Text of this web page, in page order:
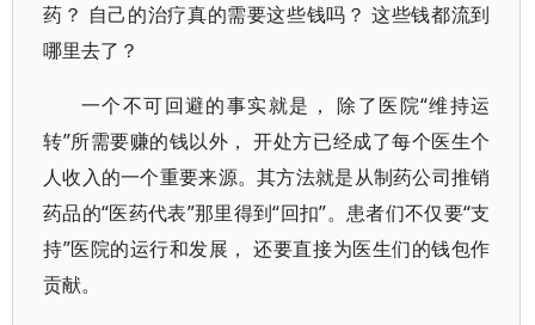
药？ 自己的治疗真的需要这些钱吗？ 这些钱都流到
哪里去了？
一个不可回避的事实就是， 除了医院“维持运
转”所需要赚的钱以外， 开处方已经成了每个医生个
人收入的一个重要来源。其方法就是从制药公司推销
药品的“医药代表”那里得到“回扣”。患者们不仅要“支
持”医院的运行和发展， 还要直接为医生们的钱包作
贡献。